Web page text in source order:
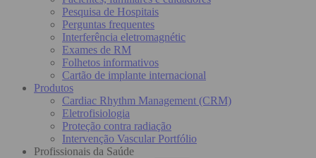
Pesquisa de Hospitais
Perguntas frequentes
Interferência eletromagnétic
Exames de RM
Folhetos informativos
Cartão de implante internacional
Produtos
Cardiac Rhythm Management (CRM)
Eletrofisiologia
Proteção contra radiação
Intervenção Vascular Portfólio
Profissionais da Saúde